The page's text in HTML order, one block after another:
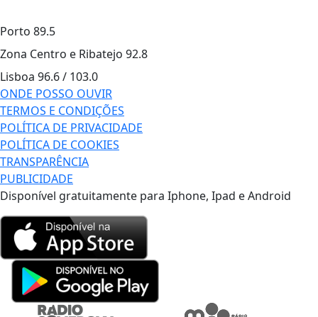
Porto 89.5
Zona Centro e Ribatejo 92.8
Lisboa 96.6 / 103.0
ONDE POSSO OUVIR
TERMOS E CONDIÇÕES
POLÍTICA DE PRIVACIDADE
POLÍTICA DE COOKIES
TRANSPARÊNCIA
PUBLICIDADE
Disponível gratuitamente para Iphone, Ipad e Android